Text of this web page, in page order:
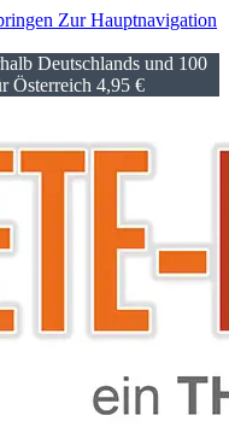
Zur Hauptnavigation
Deutschlands und 100
Österreich 4,95 €